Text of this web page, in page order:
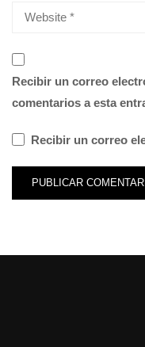
Recibir un correo
comentarios a esta
Recibir un correo